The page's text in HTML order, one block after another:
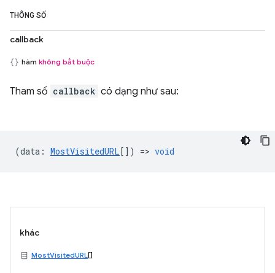
THÔNG SỐ
callback
hàm không bắt buộc
Tham số callback có dạng như sau:
(data : MostVisitedURL[]) => void
khác
MostVisitedURL[]